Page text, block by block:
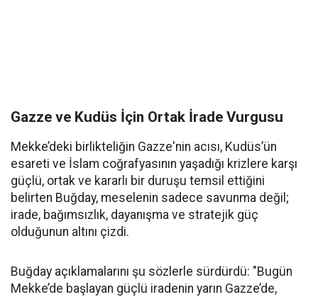
Gazze ve Kudüs İçin Ortak İrade Vurgusu
Mekke’deki birlikteliğin Gazze'nin acısı, Kudüs’ün
esareti ve İslam coğrafyasının yaşadığı krizlere karşı
güçlü, ortak ve kararlı bir duruşu temsil ettiğini
belirten Buğday, meselenin sadece savunma değil;
irade, bağımsızlık, dayanışma ve stratejik güç
olduğunun altını çizdi.
Buğday açıklamalarını şu sözlerle sürdürdü: "Bugün
Mekke’de başlayan güçlü iradenin yarın Gazze’de,